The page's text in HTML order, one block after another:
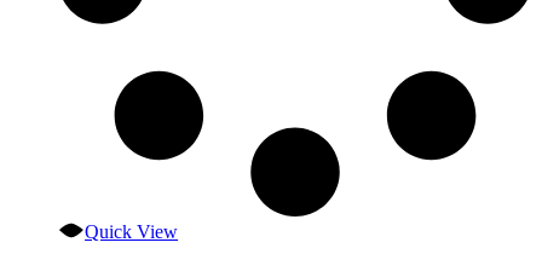
Quick View